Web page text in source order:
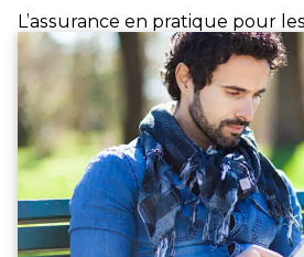
L’assurance en pratique pour